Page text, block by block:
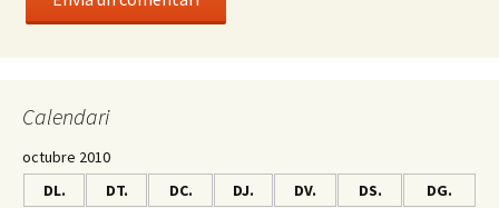
Calendari
octubre 2010
DL.
DT. DC. DJ. DV. DS. DG.